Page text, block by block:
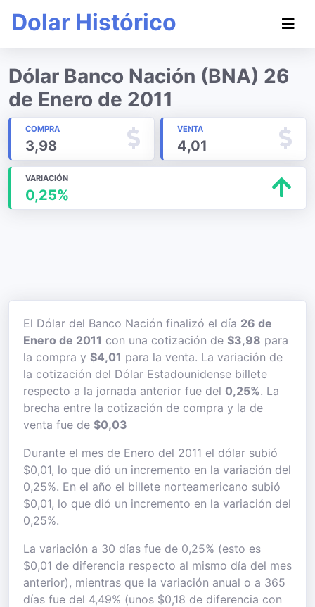
Dolar Histórico
Dólar Banco Nación (BNA) 26
de Enero de 2011
COMPRA
3,98
VENTA
4,01
VARIACIÓN
0,25%
El Dólar del Banco Nación finalizó el día 26 de
Enero de 2011 con una cotización de $3,98 para
la compra y $4,01 para la venta. La variación de
la cotización del Dólar Estadounidense billete
respecto a la jornada anterior fue del 0,25%. La
brecha entre la cotización de compra y la de
venta fue de $0,03
Durante el mes de Enero del 2011 el dólar subió
$0,01, lo que dió un incremento en la variación del
0,25%. En el año el billete norteamericano subió
$0,01, lo que dió un incremento en la variación del
0,25%.
La variación a 30 días fue de 0,25% (esto es
$0,01 de diferencia respecto al mismo día del mes
anterior), mientras que la variación anual o a 365
días fue del 4,49% (unos $0,18 de diferencia con